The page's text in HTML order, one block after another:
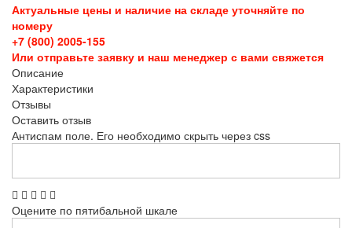
Актуальные цены и наличие на складе уточняйте по
номеру
+7 (800) 2005-155
Или отправьте заявку и наш менеджер с вами свяжется
Описание
Характеристики
Отзывы
Оставить отзыв
Антиспам поле. Его необходимо скрыть через css
Оцените по пятибальной шкале